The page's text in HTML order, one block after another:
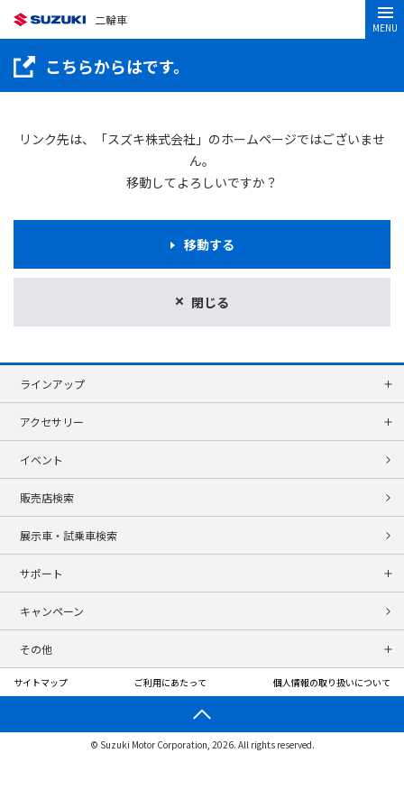
二輪車
MENU
こちらからはです。
リンク先は、「スズキ株式会社」のホームページではございませ
ん。
移動してよろしいですか？
閉じる
移動する
ラインアップ
アクセサリー
イベント
販売店検索
展示車・試乗車検索
サポート
キャンペーン
その他
サイトマップ ご利用にあたって 個人情報の取り扱いについて
© Suzuki Motor Corporation, 2026. All rights reserved.